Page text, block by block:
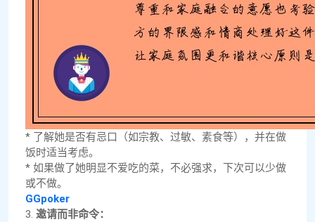
* 了解她是否有忌口（如宗教、过敏、素食等），并在做
饭时适当考虑。
* 如果做了她明显不爱吃的菜，不必强求，下次可以少做
或不做。
GGpoker
3. 邀请而非命令：